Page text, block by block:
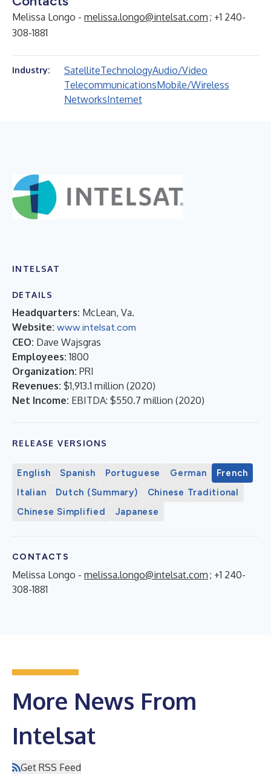
Melissa Longo - melissa.longo@intelsat.com ; +1 240-
308-1881
Industry: SatelliteTechnologyAudio/Video
TelecommunicationsMobile/Wireless
NetworksInternet
INTELSAT
DETAILS
Headquarters: McLean, Va.
Website: www.intelsat.com
CEO: Dave Wajsgras
Employees: 1800
Organization: PRI
Revenues: $1,913.1 million (2020)
Net Income: EBITDA: $550.7 million (2020)
RELEASE VERSIONS
English Spanish Portuguese German
French
Italian
Dutch (Summary)
Chinese Traditional
Chinese Simplified
Japanese
CONTACTS
Melissa Longo - melissa.longo@intelsat.com ; +1 240-
308-1881
More News From
Intelsat
Get RSS Feed